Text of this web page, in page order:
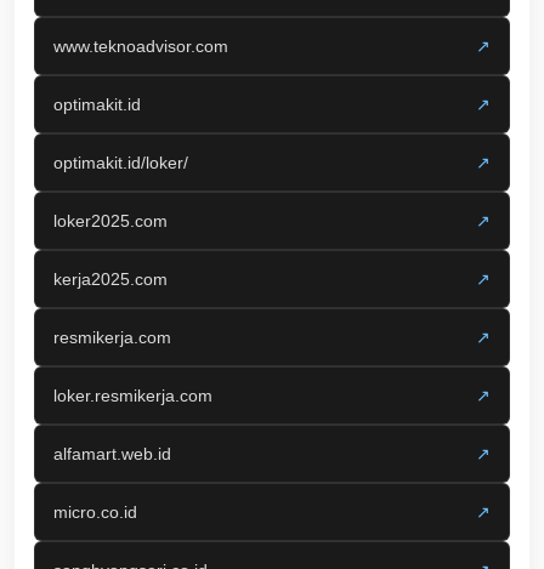
www.teknoadvisor.com ↗
optimakit.id ↗
optimakit.id/loker/ ↗
loker2025.com ↗
kerja2025.com ↗
resmikerja.com ↗
loker.resmikerja.com ↗
alfamart.web.id ↗
micro.co.id ↗